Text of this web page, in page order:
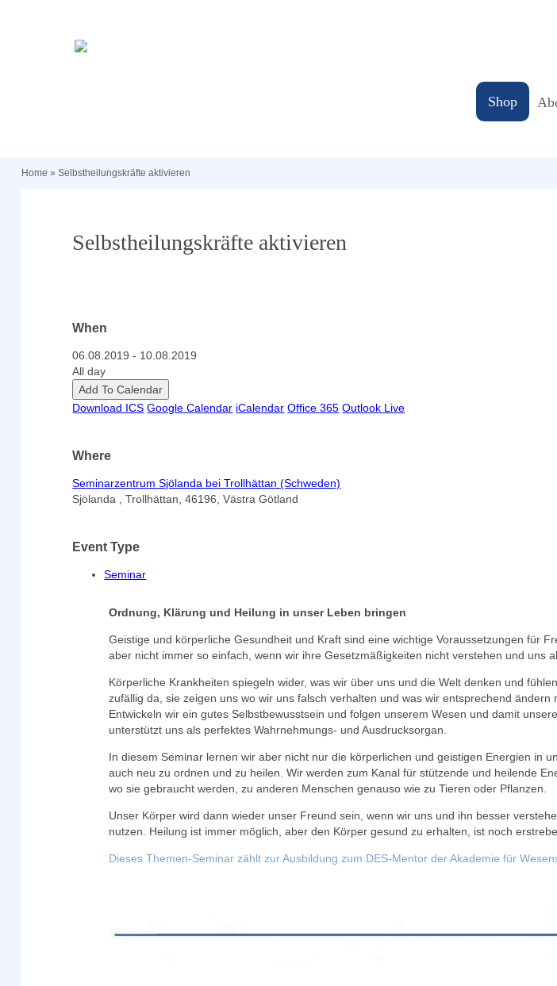
Shop
Home » Selbstheilungskräfte aktivieren
Selbstheilungskräfte aktivieren
When
06.08.2019 - 10.08.2019
All day
Add To Calendar
Download ICS Google Calendar iCalendar Office 365 Outlook Live
Where
Seminarzentrum Sjölanda bei Trollhättan (Schweden)
Sjölanda , Trollhättan, 46196, Västra Götland
Event Type
Seminar
Ordnung, Klärung und Heilung in unser Leben bringen
Geistige und körperliche Gesundheit und Kraft sind eine wichtige Voraussetzungen für
aber nicht immer so einfach, wenn wir ihre Gesetzmäßigkeiten nicht verstehen und uns
Körperliche Krankheiten spiegeln wider, was wir über uns und die Welt denken und
zufällig da, sie zeigen uns wo wir uns falsch verhalten und was wir entsprechend
Entwickeln wir ein gutes Selbstbewusstsein und folgen unserem Wesen und damit
unterstützt uns als perfektes Wahrnehmungs- und Ausdrucksorgan.
In diesem Seminar lernen wir aber nicht nur die körperlichen und geistigen Energien in
auch neu zu ordnen und zu heilen. Wir werden zum Kanal für stützende und heilende
wo sie gebraucht werden, zu anderen Menschen genauso wie zu Tieren oder Pflanzen.
Unser Körper wird dann wieder unser Freund sein, wenn wir uns und ihn besser
nutzen. Heilung ist immer möglich, aber den Körper gesund zu erhalten, ist noch
Dieses Themen-Seminar zählt zur Ausbildung zum DES-Mentor der Akademie für